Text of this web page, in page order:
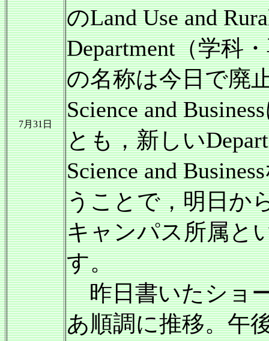
7月31日
のLand Use and
Department（学科
の名称は今日で廃
Science and
とも，新しい
Science and
うことで，明日か
キャンパス所属と
す。
昨日書いたショ
あ順調に推移。午